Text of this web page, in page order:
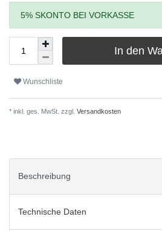
5% SKONTO BEI VORKASSE
In den
Wunschliste
* inkl. ges. MwSt. zzgl. Versandkosten
Beschreibung
Technische Daten